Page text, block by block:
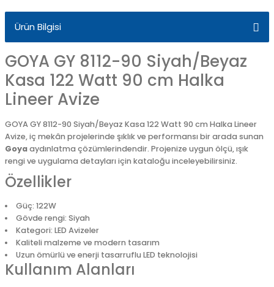
Ürün Bilgisi
GOYA GY 8112-90 Siyah/Beyaz
Kasa 122 Watt 90 cm Halka
Lineer Avize
GOYA GY 8112-90 Siyah/Beyaz Kasa 122 Watt 90 cm Halka Lineer
Avize, iç mekân projelerinde şıklık ve performansı bir arada sunan
Goyaaydınlatma çözümlerindendir. Projenize uygun ölçü, ışık
rengi ve uygulama detayları için kataloğu inceleyebilirsiniz.
Özellikler
Güç: 122W
Gövde rengi: Siyah
Kategori: LED Avizeler
Kaliteli malzeme ve modern tasarım
Uzun ömürlü ve enerji tasarruflu LED teknolojisi
Kullanım Alanları